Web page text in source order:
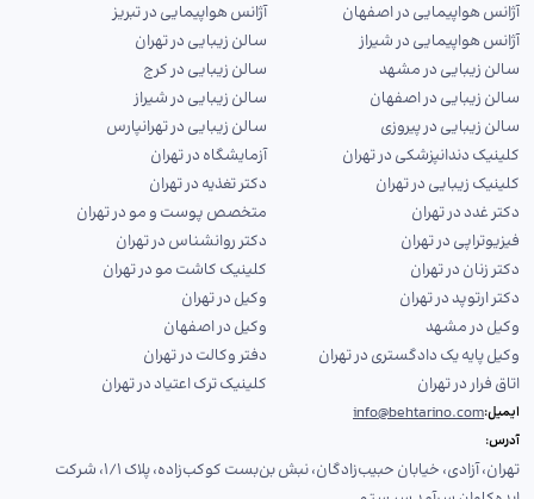
آژانس هواپیمایی در اصفهان
آژانس هواپیمایی در تبریز
آژانس هواپیمایی در شیراز
سالن زیبایی در تهران
سالن زیبایی در مشهد
سالن زیبایی در کرج
سالن زیبایی در اصفهان
سالن زیبایی در شیراز
سالن زیبایی در پیروزی
سالن زیبایی در تهرانپارس
کلینیک دندانپزشکی در تهران
آزمایشگاه در تهران
کلینیک زیبایی در تهران
دکتر تغذیه در تهران
دکتر غدد در تهران
متخصص پوست و مو در تهران
فیزیوتراپی در تهران
دکتر روانشناس در تهران
دکتر زنان در تهران
کلینیک کاشت مو در تهران
دکتر ارتوپد در تهران
وکیل در تهران
وکیل در مشهد
وکیل در اصفهان
وکیل پایه یک دادگستری در تهران
دفتر وکالت در تهران
اتاق فرار در تهران
کلینیک ترک اعتیاد در تهران
ایمیل:info@behtarino.com
آدرس:
تهران، آزادی، خیابان حبیب‌زادگان، نبش بن‌بست کوکب‌زاده، پلاک ۱/۱، شرکت